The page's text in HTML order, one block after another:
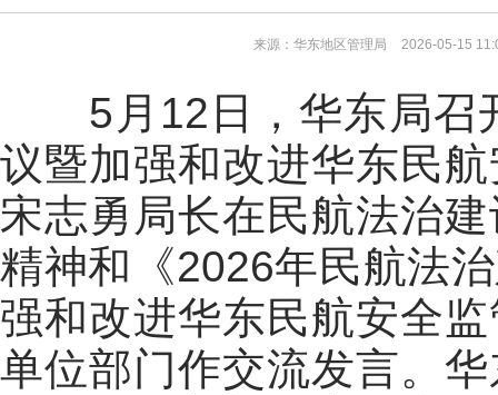
来源：华东地区管理局 2026-05-15
5 月 12 日，华东局召
议暨加强和改进华东民
宋志勇局长在民航法治
精神和《2026年民航法
强和改进华东民航安全
单位部门作交流发言。
模